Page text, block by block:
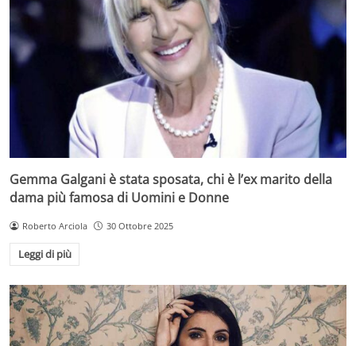
Gemma Galgani è stata sposata, chi è l’ex marito della
dama più famosa di Uomini e Donne
Roberto Arciola 30 Ottobre 2025
Leggi di più